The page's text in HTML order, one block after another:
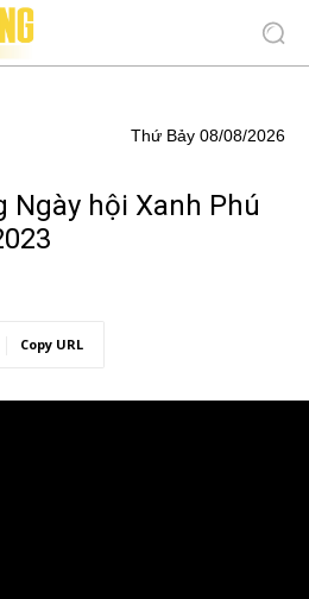
Thứ Bảy 08/08/2026
Ngày hội Xanh Phú
Copy URL